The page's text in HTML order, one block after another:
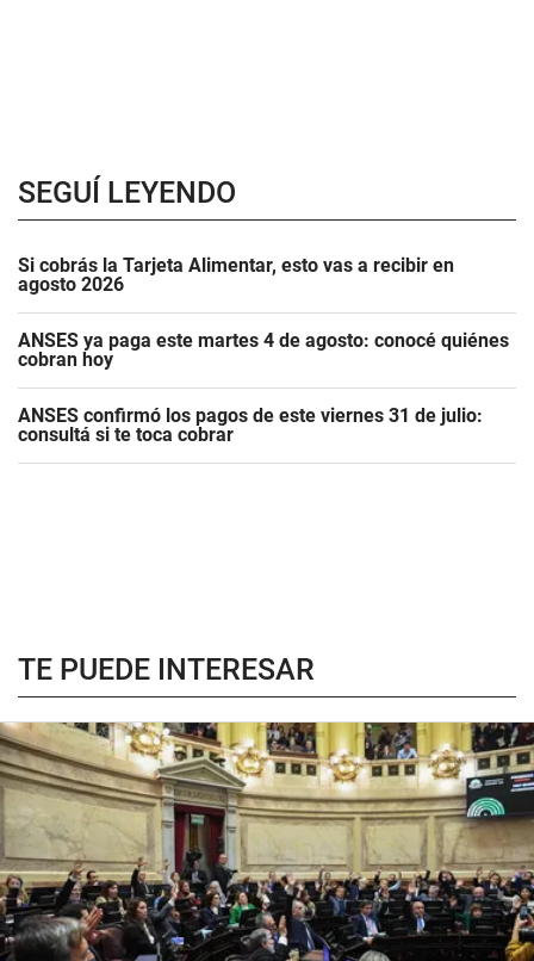
SEGUÍ LEYENDO
Si cobrás la Tarjeta Alimentar, esto vas a recibir en
agosto 2026
ANSES ya paga este martes 4 de agosto: conocé quiénes
cobran hoy
ANSES confirmó los pagos de este viernes 31 de julio:
consultá si te toca cobrar
TE PUEDE INTERESAR